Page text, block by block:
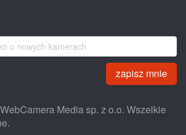
zapisz mnie
Media sp. z o.o. Wszelkie